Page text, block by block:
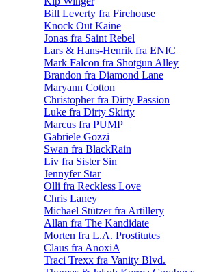
Bill Leverty fra Firehouse
Knock Out Kaine
Jonas fra Saint Rebel
Lars & Hans-Henrik fra ENIC
Mark Falcon fra Shotgun Alley
Brandon fra Diamond Lane
Maryann Cotton
Christopher fra Dirty Passion
Luke fra Dirty Skirty
Marcus fra PUMP
Gabriele Gozzi
Swan fra BlackRain
Liv fra Sister Sin
Jennyfer Star
Olli fra Reckless Love
Chris Laney
Michael Stützer fra Artillery
Allan fra The Kandidate
Morten fra L.A. Prostitutes
Claus fra AnoxiA
Traci Trexx fra Vanity Blvd.